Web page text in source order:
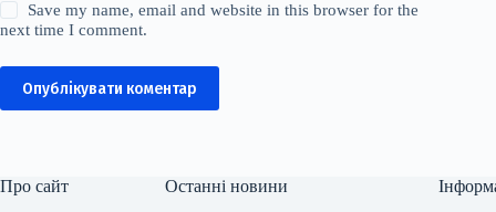
Save my name, email and website in this browser for the
next time I comment.
Опублікувати коментар
Про сайт Останні новини